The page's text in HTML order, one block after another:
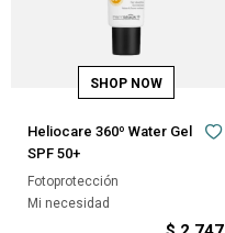
Heliocare 360º Water Gel
SPF 50+
Fotoprotección
Mi necesidad